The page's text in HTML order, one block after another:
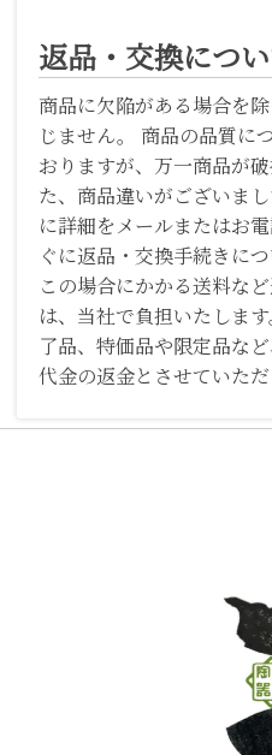
返品・交換につ
商品に欠陥がある場合を
じません。 商品の品質に
おりますが、万一商品が
た、商品違いがございま
に詳細をメールまたはお
ぐに返品・交換手続きに
この場合にかかる送料な
は、当社で負担いたしま
了品、特価品や限定品な
代金の返金とさせていただ